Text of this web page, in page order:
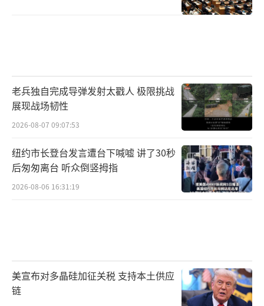
老兵独自完成导弹发射太戳人 极限挑战
展现战场韧性
2026-08-07 09:07:53
纽约市长登台发言遭台下喊嘘 讲了30秒
后匆匆离台 听众倒竖拇指
2026-08-06 16:31:19
美宣布对多晶硅加征关税 支持本土供应
链